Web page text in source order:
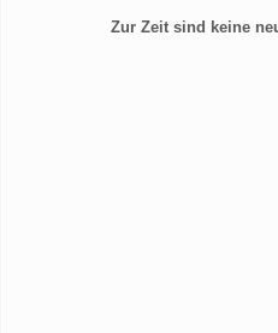
Zur Zeit sind keine